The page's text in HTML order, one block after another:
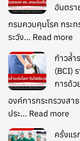
อันตรา
กรมควบคุมโรค กระ
ระวัง… Read more
ก้าวล้ำ
(BCI)
การด้ว
องค์การกระทรวงสา
ประ… Read more
ครั้งแร